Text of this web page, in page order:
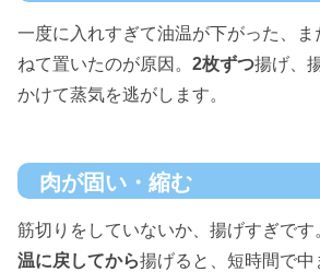
一度に入れすぎて油温が下がった、
ねて置いたのが原因。 2枚ずつ揚げ、
かけて蒸気を逃がします。
肉が固い・縮む
筋切りをしていないか、揚げすぎです
温に戻してから揚げると、短時間で